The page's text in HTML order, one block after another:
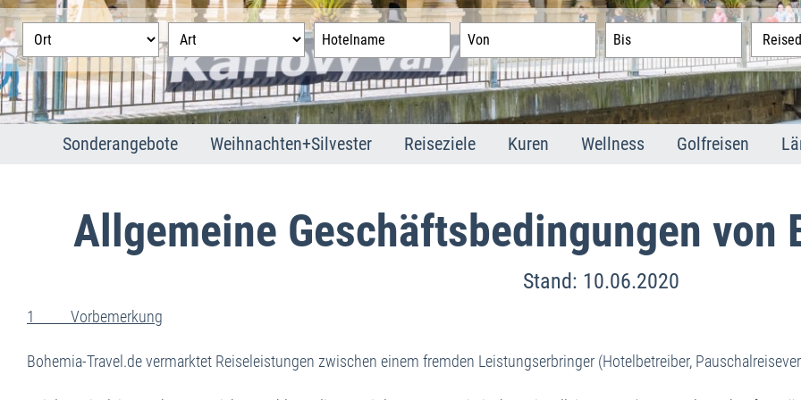
Sonderangebote
Karlsbad
Marienbad
Weihnachten+Silvester
Reiseziele
Franzensbad
Kuren
Franzensbad
Joachimsthal
Wellness
Franzensbad
Joachimsthal
Golfreisen
Allgemeine Geschäftsbedingungen von
Stand: 10.06.2020
1 Vorbemerkung
Bohemia-Travel.de vermarktet Reiseleistungen zwischen einem fremden Leistungserbringer (Hotelbetreiber,